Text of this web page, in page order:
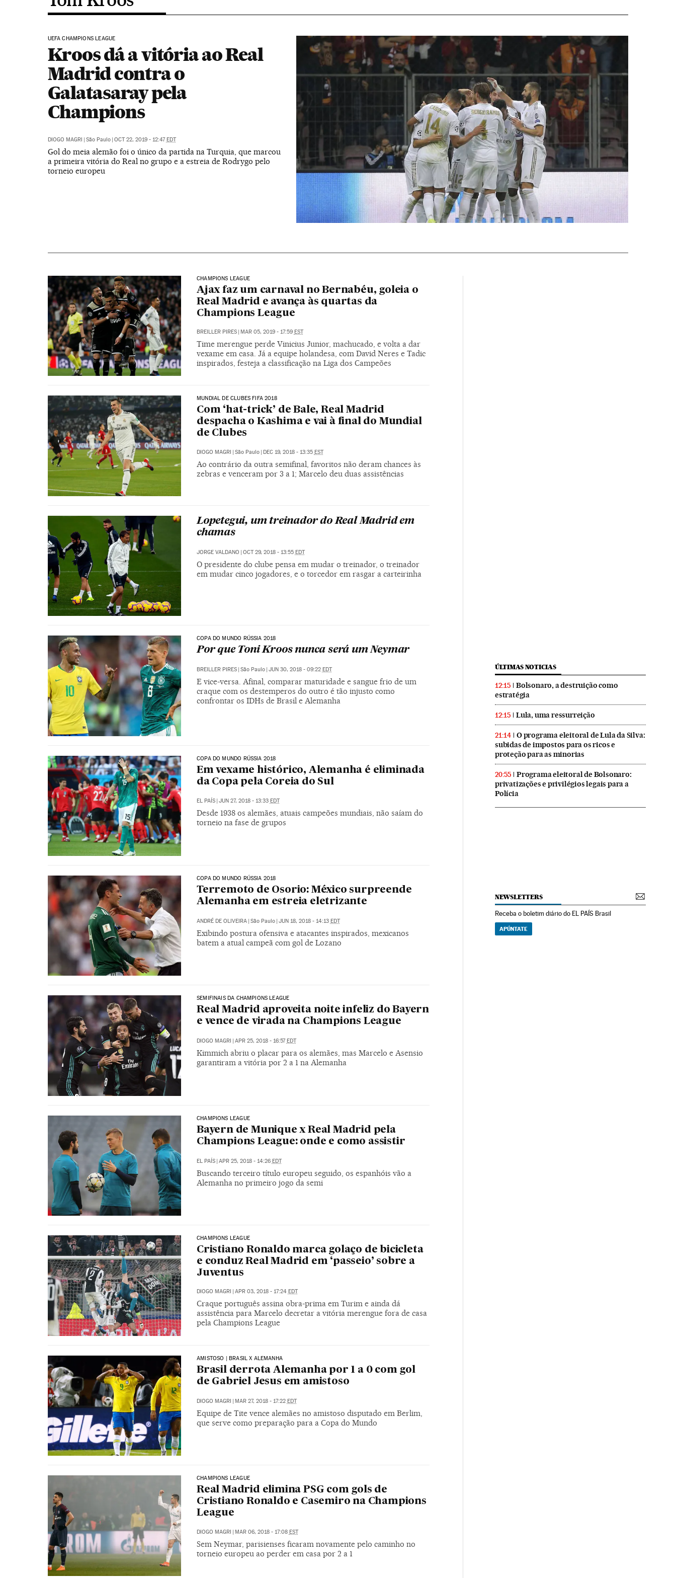
UEFA CHAMPIONS LEAGUE
Kroos dá a vitória ao Real
Madrid contra o
Galatasaray pela
Champions
DIOGO MAGRI | São Paulo | OCT 22, 2019 - 12:47EDT
Gol do meia alemão foi o único da partida na Turquia, que marcou
a primeira vitória do Real no grupo e a estreia de Rodrygo pelo
torneio europeu
CHAMPIONS LEAGUE
Ajax faz um carnaval no Bernabéu, goleia o
Real Madrid e avança às quartas da
Champions League
BREILLER PIRES | MAR 05, 2019 - 17:59 EST
Time merengue perde Vinicius Junior, machucado, e volta a dar
vexame em casa. Já a equipe holandesa, com David Neres e Tadic
inspirados, festeja a classificação na Liga dos Campeões
MUNDIAL DE CLUBES FIFA 2018
Com ‘hat-trick’ de Bale, Real Madrid
despacha o Kashima e vai à final do Mundial
de Clubes
DIOGO MAGRI | São Paulo | DEC 19, 2018 - 13:35 EST
Ao contrário da outra semifinal, favoritos não deram chances às
zebras e venceram por 3 a 1; Marcelo deu duas assistências
Lopetegui, um treinador do Real Madrid em
chamas
JORGE VALDANO OCT 29, 2018 - 13:55 EDT
O presidente do clube pensa em mudar o treinador, o treinador
em mudar cinco jogadores, e o torcedor em rasgar a carteirinha
COPA DO MUNDO RÚSSIA 2018
Por que Toni Kroos nunca será um Neymar
BREILLER PIRES São Paulo JUN 30, 2018 - 09:22 EDT
E vice-versa. Afinal, comparar maturidade e sangue frio de um
craque com os destemperos do outro é tão injusto como
confrontar os IDHs de Brasil e Alemanha
COPA DO MUNDO RÚSSIA 2018
Em vexame histórico, Alemanha é eliminada
da Copa pela Coreia do Sul
EL PAÍS JUN 27, 2018 - 13:33 EDT
Desde 1938 os alemães, atuais campeões mundiais, não saíam do
torneio na fase de grupos
COPA DO MUNDO RÚSSIA 2018
Terremoto de Osorio: México surpreende
Alemanha em estreia eletrizante
ANDRÉ DE OLIVEIRA | São Paulo | JUN 18, 2018 - 14:13 EDT
Exibindo postura ofensiva e atacantes inspirados, mexicanos
batem a atual campeã com gol de Lozano
SEMIFINAIS DA CHAMPIONS LEAGUE
Real Madrid aproveita noite infeliz do Bayern
e vence de virada na Champions League
DIOGO MAGRI APR 25, 2018 - 16:57 EDT
Kimmich abriu o placar para os alemães, mas Marcelo e Asensio
garantiram a vitória por 2 a 1 na Alemanha
CHAMPIONS LEAGUE
Bayern de Munique x Real Madrid pela
Champions League: onde e como assistir
EL PAÍS | APR 25, 2018 - 14:26 EDT
Buscando terceiro título europeu seguido, os espanhóis vão a
Alemanha no primeiro jogo da semi
CHAMPIONS LEAGUE
Cristiano Ronaldo marca golaço de bicicleta
e conduz Real Madrid em ‘passeio’ sobre a
Juventus
DIOGO MAGRI APR 03, 2018 - 17:24 EDT
Craque português assina obra-prima em Turim e ainda dá
assistência para Marcelo decretar a vitória merengue fora de casa
pela Champions League
AMISTOSO | BRASIL X ALEMANHA
Brasil derrota Alemanha por 1 a 0 com gol
de Gabriel Jesus em amistoso
DIOGO MAGRI | MAR 27, 2018 - 17:22 EDT
Equipe de Tite vence alemães no amistoso disputado em Berlim,
que serve como preparação para a Copa do Mundo
CHAMPIONS LEAGUE
Real Madrid elimina PSG com gols de
Cristiano Ronaldo e Casemiro na Champions
League
DIOGO MAGRI | MAR 06, 2018 - 17:08 EST
Sem Neymar, parisienses ficaram novamente pelo caminho no
torneio europeu ao perder em casa por 2 a 1
ÚLTIMAS NOTICIAS
12:15
Bolsonaro, a destruição como
estratégia
12:15 Lula, uma ressurreição
21:14
O programa eleitoral de Lula da Silva:
subidas de impostos para os ricos e
proteção para as minorias
20:55
Programa eleitoral de Bolsonaro:
privatizações e privilégios legais para a
Polícia
NEWSLETTERS
Receba o boletim diário do EL PAÍS Brasil
APÚNTATE